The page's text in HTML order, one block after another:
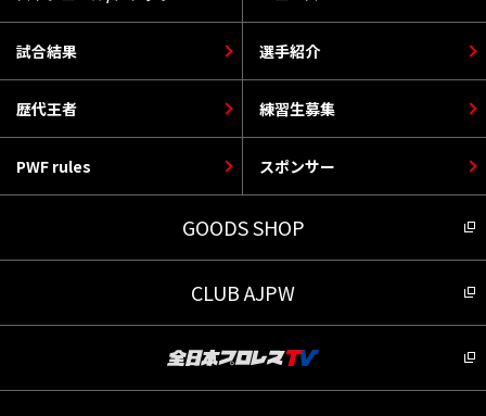
選手紹介
PWF rules
歴代王者
スポンサー
試合結果
練習生募集
GOODS SHOP
CLUB AJPW